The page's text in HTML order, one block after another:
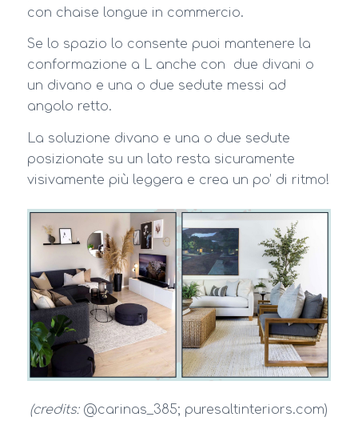
con chaise longue in commercio.
Se lo spazio lo consente puoi mantenere la
conformazione a L anche con due divani o
un divano e una o due sedute messi ad
angolo retto.
La soluzione divano e una o due sedute
posizionate su un lato resta sicuramente
visivamente più leggera e crea un po’ di ritmo!
(credits:@carinas_385; puresaltinteriors.com)